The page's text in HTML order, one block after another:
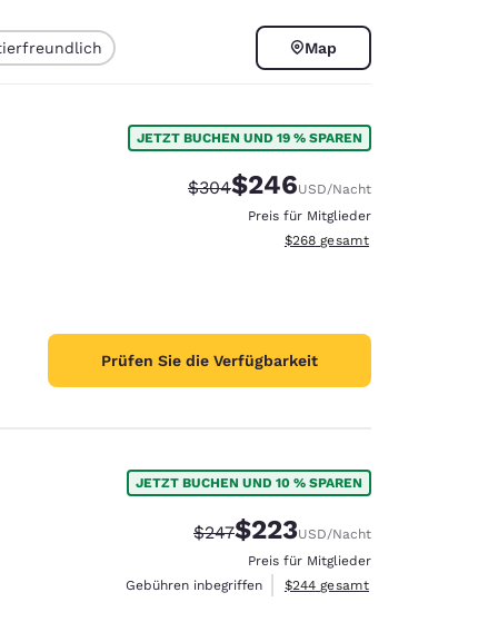
Map
JETZT BUCHEN UND 19 % SPAREN
Durchgestrichener Preis:
$304Vergünstigter Preis:
$246USD/Nacht
Preis für Mitglieder
Geschätzte Gesamtdetails
$268 gesamt
Prüfen Sie die Verfügbarkeit
JETZT BUCHEN UND 10 % SPAREN
Durchgestrichener Preis:
$247Vergünstigter Preis:
$223USD/Nacht
Preis für Mitglieder
Gebühren inbegriffen
Geschätzte Gesamtdetails
$244 gesamt